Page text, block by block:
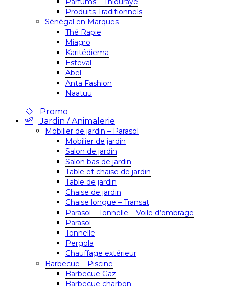
Produits Traditionnels
Sénégal en Marques
Thé Rapie
Miagro
Karitédiema
Esteval
Abel
Anta Fashion
Naatuu
Promo
Jardin / Animalerie
Mobilier de jardin – Parasol
Mobilier de jardin
Salon de jardin
Salon bas de jardin
Table et chaise de jardin
Table de jardin
Chaise de jardin
Chaise longue – Transat
Parasol – Tonnelle – Voile d’ombrage
Parasol
Tonnelle
Pergola
Chauffage extérieur
Barbecue – Piscine
Barbecue Gaz
Barbecue charbon